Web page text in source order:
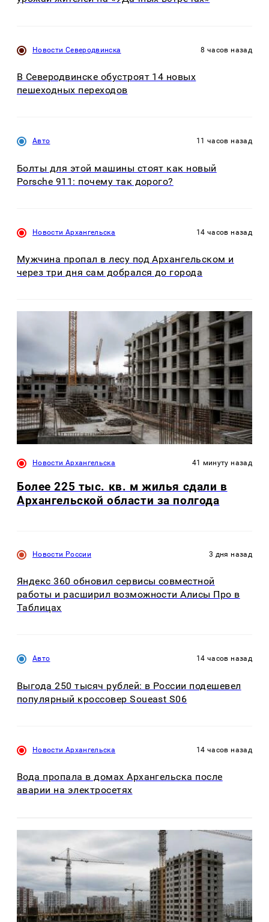
Новости Северодвинска 8 часов назад
В Северодвинске обустроят 14 новых
пешеходных переходов
Авто 11 часов назад
Болты для этой машины стоят как новый
Porsche 911: почему так дорого?
Новости Архангельска 14 часов назад
Мужчина пропал в лесу под Архангельском и
через три дня сам добрался до города
Новости Архангельска 41 минуту назад
Более 225 тыс. кв. м жилья сдали в
Архангельской области за полгода
Новости России 3 дня назад
Яндекс 360 обновил сервисы совместной
работы и расширил возможности Алисы Про в
Таблицах
Авто 14 часов назад
Выгода 250 тысяч рублей: в России подешевел
популярный кроссовер Soueast S06
Новости Архангельска 14 часов назад
Вода пропала в домах Архангельска после
аварии на электросетях